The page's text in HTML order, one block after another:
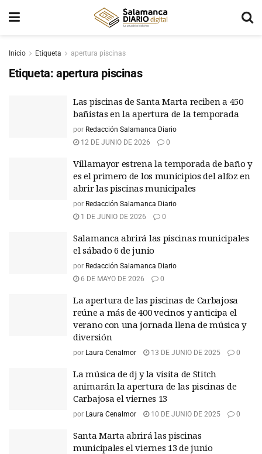
Inicio Etiqueta apertura piscinas
Etiqueta: apertura piscinas
Las piscinas de Santa Marta reciben a 450
bañistas en la apertura de la temporada
por Redacción Salamanca Diario
12 DE JUNIO DE 2026
0
Villamayor estrena la temporada de baño y
es el primero de los municipios del alfoz en
abrir las piscinas municipales
por Redacción Salamanca Diario
1 DE JUNIO DE 2026
0
Salamanca abrirá las piscinas municipales
el sábado 6 de junio
por Redacción Salamanca Diario
6 DE MAYO DE 2026
0
La apertura de las piscinas de Carbajosa
reúne a más de 400 vecinos y anticipa el
verano con una jornada llena de música y
diversión
por Laura Cenalmor 13 DE JUNIO DE 2025 0
La música de dj y la visita de Stitch
animarán la apertura de las piscinas de
Carbajosa el viernes 13
por Laura Cenalmor 10 DE JUNIO DE 2025 0
Santa Marta abrirá las piscinas
municipales el viernes 13 de junio